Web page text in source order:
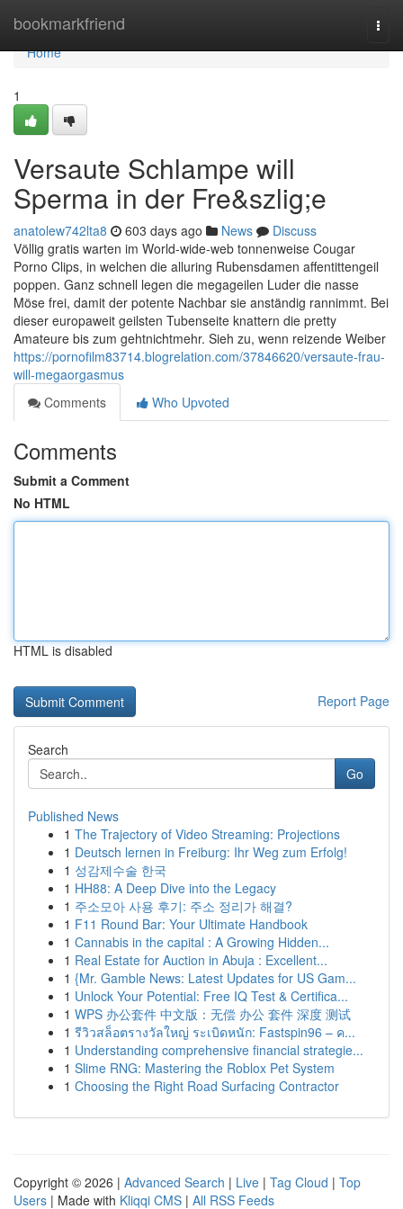
bookmarkfriend
Home
Home
1
Versaute Schlampe will
Sperma in der Fre&szlig;e
anatolew742lta8 603 days ago News
Discuss
Völlig gratis warten im World-wide-web tonnenweise Cougar
Porno Clips, in welchen die alluring Rubensdamen affentittengeil
poppen. Ganz schnell legen die megageilen Luder die nasse
Möse frei, damit der potente Nachbar sie anständig rannimmt. Bei
dieser europaweit geilsten Tubenseite knattern die pretty
Amateure bis zum gehtnichtmehr. Sieh zu, wenn reizende Weiber
https://pornofilm83714.blogrelation.com/37846620/versaute-frau-
will-megaorgasmus
Comments
Who Upvoted
Comments
Submit a Comment
No HTML
HTML is disabled
Report Page
Search
Go
Published News
1 The Trajectory of Video Streaming: Projections
1 Deutsch lernen in Freiburg: Ihr Weg zum Erfolg!
1 성감제수술 한국
1 HH88: A Deep Dive into the Legacy
1 주소모아 사용 후기: 주소 정리가 해결?
1 F11 Round Bar: Your Ultimate Handbook
1 Cannabis in the capital : A Growing Hidden...
1 Real Estate for Auction in Abuja : Excellent...
1 {Mr. Gamble News: Latest Updates for US Gam...
1 Unlock Your Potential: Free IQ Test & Certifica...
1 WPS 办公套件 中文版：无偿 办公 套件 深度 测试
1 รีวิวสล็อตรางวัลใหญ่ ระเบิดหนัก: Fastspin96 – ค...
1 Understanding comprehensive financial strategie...
1 Slime RNG: Mastering the Roblox Pet System
1 Choosing the Right Road Surfacing Contractor
Copyright © 2026 | Advanced Search | Live | Tag Cloud | Top
Users | Made with Kliqqi CMS | All RSS Feeds